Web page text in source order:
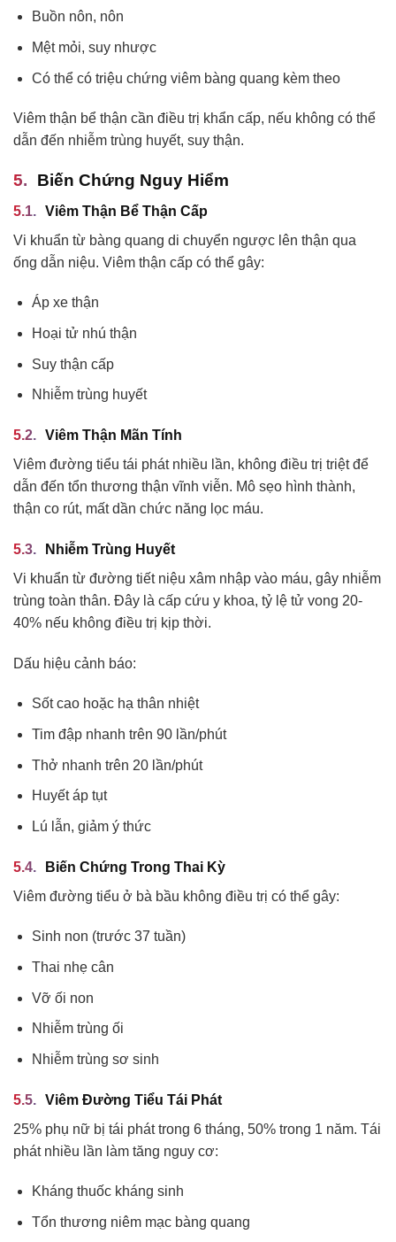
Buồn nôn, nôn
Mệt mỏi, suy nhược
Có thể có triệu chứng viêm bàng quang kèm theo
Viêm thận bể thận cần điều trị khẩn cấp, nếu không có thể
dẫn đến nhiễm trùng huyết, suy thận.
Biến Chứng Nguy Hiểm
Viêm Thận Bể Thận Cấp
Vi khuẩn từ bàng quang di chuyển ngược lên thận qua
ống dẫn niệu. Viêm thận cấp có thể gây:
Áp xe thận
Hoại tử nhú thận
Suy thận cấp
Nhiễm trùng huyết
Viêm Thận Mãn Tính
Viêm đường tiểu tái phát nhiều lần, không điều trị triệt để
dẫn đến tổn thương thận vĩnh viễn. Mô sẹo hình thành,
thận co rút, mất dần chức năng lọc máu.
Nhiễm Trùng Huyết
Vi khuẩn từ đường tiết niệu xâm nhập vào máu, gây nhiễm
trùng toàn thân. Đây là cấp cứu y khoa, tỷ lệ tử vong 20-
40% nếu không điều trị kịp thời.
Dấu hiệu cảnh báo:
Sốt cao hoặc hạ thân nhiệt
Tim đập nhanh trên 90 lần/phút
Thở nhanh trên 20 lần/phút
Huyết áp tụt
Lú lẫn, giảm ý thức
Biến Chứng Trong Thai Kỳ
Viêm đường tiểu ở bà bầu không điều trị có thể gây:
Sinh non (trước 37 tuần)
Thai nhẹ cân
Vỡ ối non
Nhiễm trùng ối
Nhiễm trùng sơ sinh
Viêm Đường Tiểu Tái Phát
25% phụ nữ bị tái phát trong 6 tháng, 50% trong 1 năm. Tái
phát nhiều lần làm tăng nguy cơ:
Kháng thuốc kháng sinh
Tổn thương niêm mạc bàng quang